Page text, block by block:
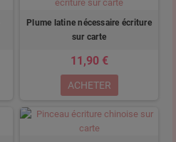
Plume latine nécessaire écriture
sur carte
11,90 €
ACHETER